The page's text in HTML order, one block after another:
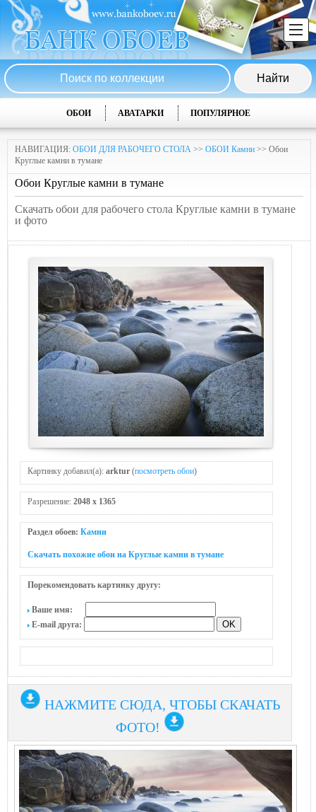
ОБОИ АВАТАРКИ ПОПУЛЯРНОЕ
НАВИГАЦИЯ: ОБОИ ДЛЯ РАБОЧЕГО СТОЛА >> ОБОИ Камни >> Обои
Круглые камни в тумане
Обои Круглые камни в тумане
Скачать обои для рабочего стола Круглые камни в тумане
и фото
Картинку добавил(а): arktur (посмотреть обои)
Разрешение: 2048 x 1365
Раздел обоев: Камни
Скачать похожие обои на Круглые камни в тумане
Порекомендовать картинку другу:
Ваше имя:
E-mail друга:
НАЖМИТЕ СЮДА, ЧТОБЫ СКАЧАТЬ
ФОТО!